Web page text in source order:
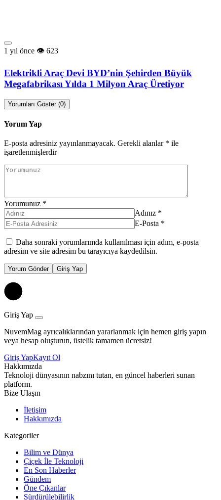
1 yıl önce 623
Elektrikli Araç Devi BYD’nin Şehirden Büyük
Megafabrikası Yılda 1 Milyon Araç Üretiyor
Yorumları Göster (0)
Yorum Yap
E-posta adresiniz yayınlanmayacak. Gerekli alanlar * ile
işaretlenmişlerdir
Yorumunuz *
Adınız *
E-Posta *
Daha sonraki yorumlarımda kullanılması için adım, e-posta
adresim ve site adresim bu tarayıcıya kaydedilsin.
Yorum Gönder Giriş Yap
Giriş Yap
NuvemMag ayrıcalıklarından yararlanmak için hemen giriş yapın
veya hesap oluşturun, üstelik tamamen ücretsiz!
Giriş YapKayıt Ol
Hakkımızda
Teknoloji dünyasının nabzını tutan, en güncel haberleri sunan
platform.
Bize Ulaşın
İletişim
Hakkımızda
Kategoriler
Bilim ve Dünya
Çiçek İle Teknoloji
En Son Haberler
Gündem
Öne Çıkanlar
Sürdürülebilirlik